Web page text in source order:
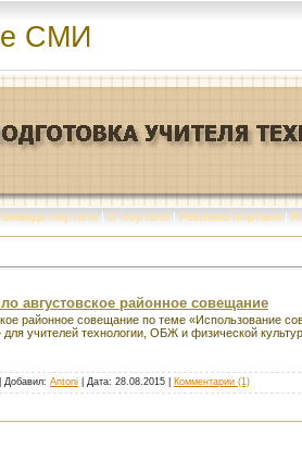
СМИ
портала | О портале | Реклама портала |
августовское районное совещание
районное совещание по теме «Использование
учителей технологии, ОБЖ и физической
Добавил: Antoni | Дата: 28.08.2015 Комментарии (1)